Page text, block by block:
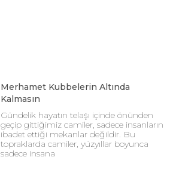
Merhamet Kubbelerin Altında
Kalmasın
Gündelik hayatın telaşı içinde önünden
geçip gittiğimiz camiler, sadece insanların
ibadet ettiği mekanlar değildir. Bu
topraklarda camiler, yüzyıllar boyunca
sadece insana